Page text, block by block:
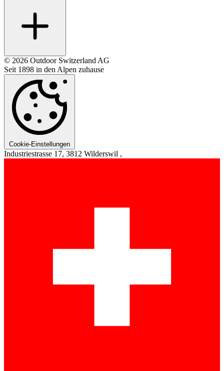
© 2026 Outdoor Switzerland AG
Seit 1898 in den Alpen zuhause
Cookie-Einstellungen
Industriestrasse 17, 3812 Wilderswil ,